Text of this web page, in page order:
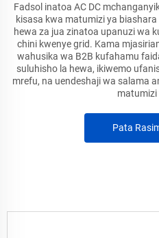
Fadsol inatoa AC DC
kisasa kwa matumizi ya
hewa za jua zinatoa upanuzi wa
chini kwenye grid. Kama
wahusika wa B2B kufahamu
suluhisho la hewa, ikiwemo
mrefu, na uendeshaji wa salama
Pata